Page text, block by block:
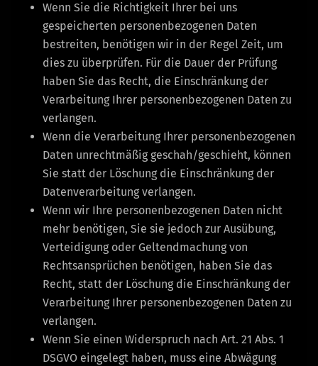
Wenn Sie die Richtigkeit Ihrer bei uns
gespeicherten personenbezogenen Daten
bestreiten, benötigen wir in der Regel Zeit, um
dies zu überprüfen. Für die Dauer der Prüfung
haben Sie das Recht, die Einschränkung der
Verarbeitung Ihrer personenbezogenen Daten zu
verlangen.
Wenn die Verarbeitung Ihrer personenbezogenen
Daten unrechtmäßig geschah/geschieht, können
Sie statt der Löschung die Einschränkung der
Datenverarbeitung verlangen.
Wenn wir Ihre personenbezogenen Daten nicht
mehr benötigen, Sie sie jedoch zur Ausübung,
Verteidigung oder Geltendmachung von
Rechtsansprüchen benötigen, haben Sie das
Recht, statt der Löschung die Einschränkung der
Verarbeitung Ihrer personenbezogenen Daten zu
verlangen.
Wenn Sie einen Widerspruch nach Art. 21 Abs. 1
DSGVO eingelegt haben, muss eine Abwägung